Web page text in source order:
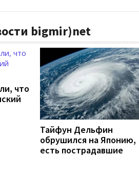
bigmir)net
что
Тайфун Дельфин
обрушился на Японию,
есть пострадавшие